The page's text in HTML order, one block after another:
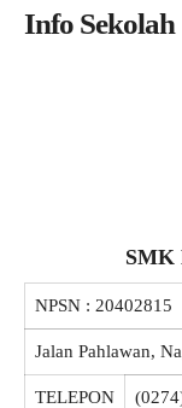
Info Sekolah
SMK
NPSN : 20402815
Jalan Pahlawan,
TELEPON